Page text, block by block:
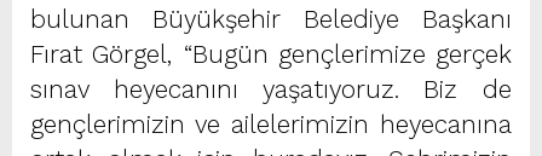
bulunan Büyükşehir Belediye Başkanı
Fırat Görgel, “Bugün gençlerimize gerçek
sınav heyecanını yaşatıyoruz. Biz de
gençlerimizin ve ailelerimizin heyecanına